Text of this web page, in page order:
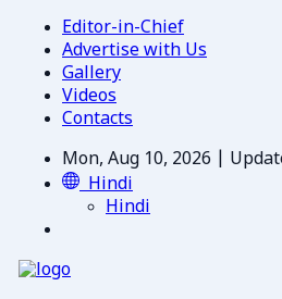
Editor-in-Chief
Advertise with Us
Gallery
Videos
Contacts
Mon, Aug 10, 2026 |
Hindi
Hindi